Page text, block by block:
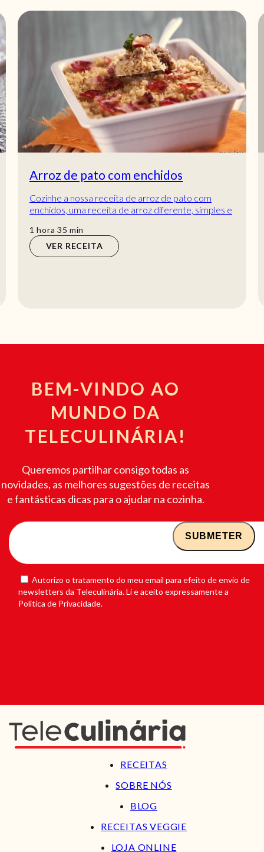
Arroz de pato com enchidos
Cozinhe a nossa receita de arroz de pato com
enchidos, uma receita de arroz diferente, simples e
1 hora
hora 35 min
min
VER RECEITA
BEM-VINDO AO
MUNDO DA
TELECULINÁRIA!
Queremos partilhar consigo todas as
novidades, as melhores sugestões de receitas
e fantásticas dicas para o ajudar na cozinha.
Autorizo o tratamento do meu email para efeito de envio de
newsletters da Teleculinária. Li e aceito expressamente a
Política de Privacidade.
RECEITAS
SOBRE NÓS
BLOG
RECEITAS VEGGIE
LOJA ONLINE